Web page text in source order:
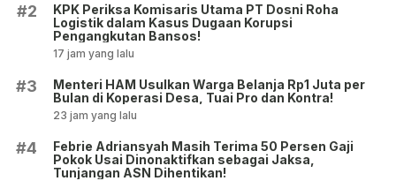
#2
KPK Periksa Komisaris Utama PT Dosni Roha
Logistik dalam Kasus Dugaan Korupsi
Pengangkutan Bansos!
17 jam yang lalu
#3
Menteri HAM Usulkan Warga Belanja Rp1 Juta per
Bulan di Koperasi Desa, Tuai Pro dan Kontra!
23 jam yang lalu
#4
Febrie Adriansyah Masih Terima 50 Persen Gaji
Pokok Usai Dinonaktifkan sebagai Jaksa,
Tunjangan ASN Dihentikan!